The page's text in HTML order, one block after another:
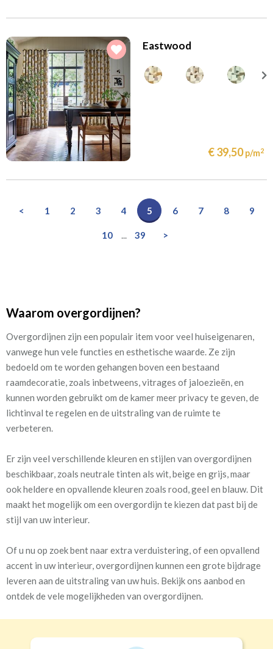
Eastwood
€ 39,50 p/m2
< 1 2 3 4 5 6 7 8 9
10 ... 39 >
Waarom overgordijnen?
Overgordijnen zijn een populair item voor veel huiseigenaren,
vanwege hun vele functies en esthetische waarde. Ze zijn
bedoeld om te worden gehangen boven een bestaand
raamdecoratie, zoals inbetweens, vitrages of jaloezieën, en
kunnen worden gebruikt om de kamer meer privacy te geven, de
lichtinval te regelen en de uitstraling van de ruimte te
verbeteren.
Er zijn veel verschillende kleuren en stijlen van overgordijnen
beschikbaar, zoals neutrale tinten als wit, beige en grijs, maar
ook heldere en opvallende kleuren zoals rood, geel en blauw. Dit
maakt het mogelijk om een overgordijn te kiezen dat past bij de
stijl van uw interieur.
Of u nu op zoek bent naar extra verduistering, of een opvallend
accent in uw interieur, overgordijnen kunnen een grote bijdrage
leveren aan de uitstraling van uw huis. Bekijk ons aanbod en
ontdek de vele mogelijkheden van overgordijnen.